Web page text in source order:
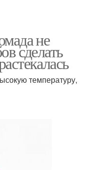
не
сделать
температуру,